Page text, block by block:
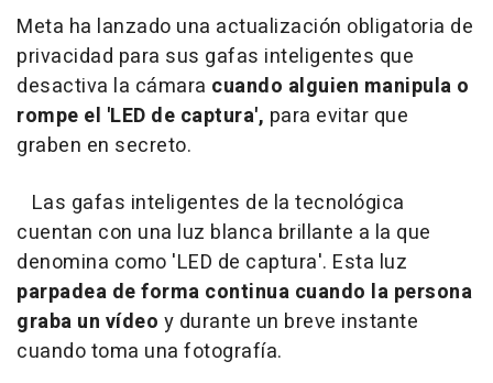
Meta ha lanzado una actualización obligatoria de
privacidad para sus gafas inteligentes que
desactiva la cámara cuando alguien manipula o
rompe el 'LED de captura', para evitar que
graben en secreto.
Las gafas inteligentes de la tecnológica
cuentan con una luz blanca brillante a la que
denomina como 'LED de captura'. Esta luz
parpadea de forma continua cuando la persona
graba un vídeo y durante un breve instante
cuando toma una fotografía.